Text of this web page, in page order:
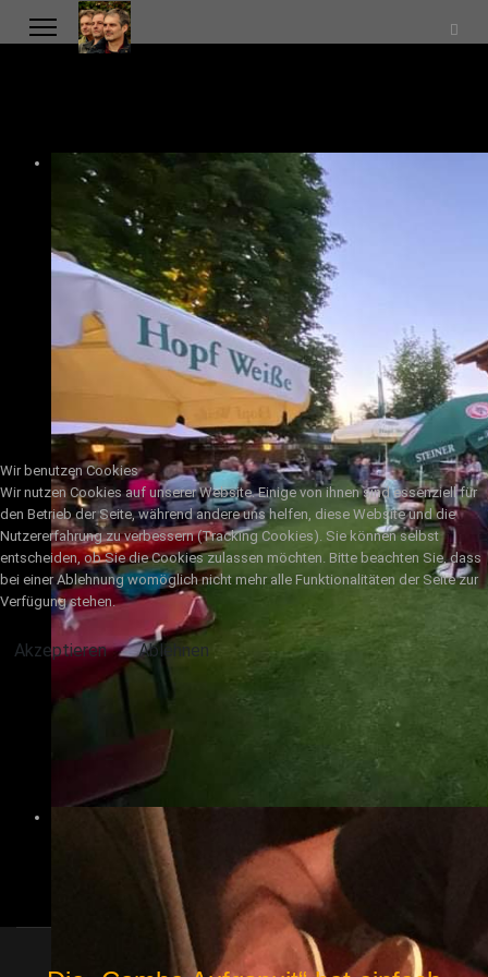
Wir benutzen Cookies
Wir nutzen Cookies auf unserer Website. Einige von ihnen sind essenziell für
den Betrieb der Seite, während andere uns helfen, diese Website und die
Nutzererfahrung zu verbessern (Tracking Cookies). Sie können selbst
entscheiden, ob Sie die Cookies zulassen möchten. Bitte beachten Sie, dass
bei einer Ablehnung womöglich nicht mehr alle Funktionalitäten der Seite zur
Verfügung stehen.
Akzeptieren Ablehnen